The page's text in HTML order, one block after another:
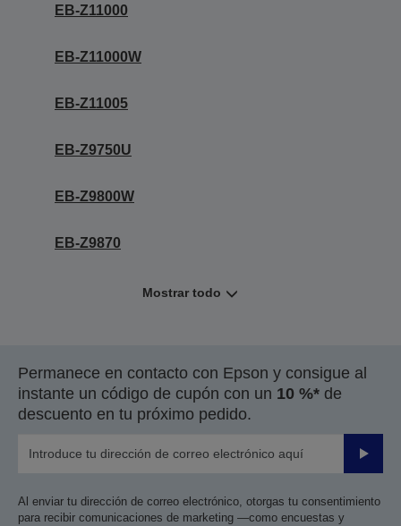
EB-Z11000
EB-Z11000W
EB-Z11005
EB-Z9750U
EB-Z9800W
EB-Z9870
Mostrar todo
Permanece en contacto con Epson y consigue al
instante un código de cupón con un 10 %* de
descuento en tu próximo pedido.
Enviar
Al enviar tu dirección de correo electrónico, otorgas tu consentimiento
para recibir comunicaciones de marketing —como encuestas y